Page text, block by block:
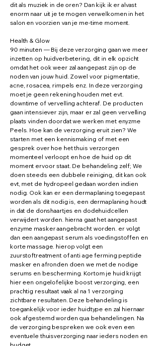
dit als muziek in de oren? Dan kijk ik er alvast
enorm naar uit je te mogen verwelkomen in het
salon en voorzien van je me-time moment.
Health & Glow
90 minuten — Bij deze verzorging gaan we meer
inzetten op huidverbetering, dit in elk opzicht
omdat het ook weer zal aangepast zijn op de
noden van jouw huid. Zowel voor pigmentatie,
acne, rosacea, rimpels enz. In deze verzorging
moet je geen rekening houden met evt.
downtime of vervelling achteraf. De producten
gaan intensiever zijn, maar er zal geen vervelling
plaats vinden doordat we werken met enyzme
Peels. Hoe kan de verzorging eruit zien? We
starten met een kennismaking of met een
gesprek over hoe het thuis verzorgen
momenteel verloopt en hoe de huid op dit
moment ervoor staat. De behandeling zelf; We
doen steeds een dubbele reiniging, dit kan ook
evt, met de hydropeel gedaan worden indien
nodig. Ook kan er een dermaplaning toegepast
worden als dit nodig is, een dermaplaning houdt
in dat de donshaartjes en dodehuidcellen
verwijdert worden. hierna gaat het aangepast
enzyme masker aangebracht worden. er volgt
dan een aangepast serum als voedingstoffen en
korte massage. hierop volgt een
zuurstoftreatment of anti age ferming peptide
masker en afronden doen we met de nodige
serums en bescherming. Kortom je huid krijgt
hier een ongelofelijke boost verzorging, een
prachtig resultaat vaak al na 1 verzorging
zichtbare resultaten. Deze behandeling is
toegankelijk voor ieder huidtype en zal hiernaar
ook afgestemd worden qua behandelingen. Na
de verzorging bespreken we ook even een
eventuele thuisverzorging naar ieders noden en